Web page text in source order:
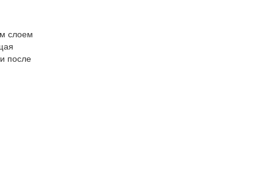
слоем
после